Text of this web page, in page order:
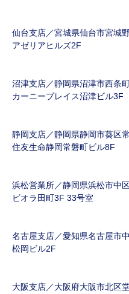
仙台支店／宮城県仙台市宮城
アゼリアヒルズ2F
沼津支店／静岡県沼津市西条
カーニープレイス沼津ビル3F
静岡支店／静岡県静岡市葵区
住友生命静岡常磐町ビル8F
浜松営業所／静岡県浜松市中
ビオラ田町3F 33号室
名古屋支店／愛知県名古屋市
松岡ビル2F
大阪支店／大阪府大阪市北区